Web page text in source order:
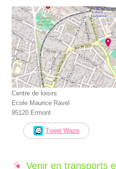
Centre de loisirs
Ecole Maurice Ravel
95120 Ermont
Trajet Waze
Venir en transports